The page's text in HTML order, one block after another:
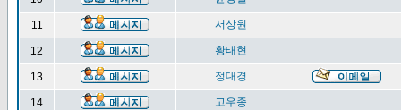
11 서상원
12 황태현
13 정대경
14 고우종